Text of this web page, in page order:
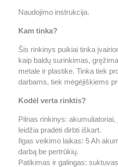
Naudojimo instrukcija.
Kam tinka?
Šis rinkinys puikiai tinka
kaip baldų surinkimas,
metale ir plastike. Tinka tiek
darbams, tiek mėgėjiškiems
Kodėl verta rinktis?
Pilnas rinkinys:
leidžia pradėti dirbti iškart.
Ilgas veikimo laikas: 5 Ah
darbą be pertrūkių.
Patikimas ir galingas: